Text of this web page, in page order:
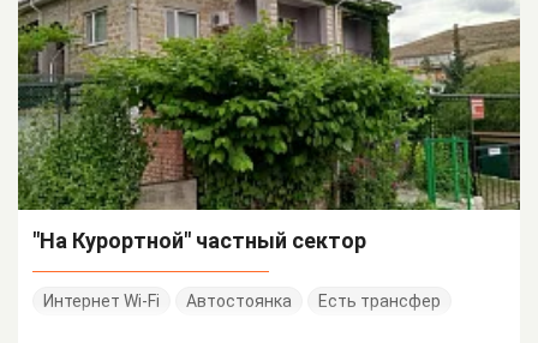
"На Курортной" частный сектор
Интернет Wi-Fi Автостоянка Есть трансфер